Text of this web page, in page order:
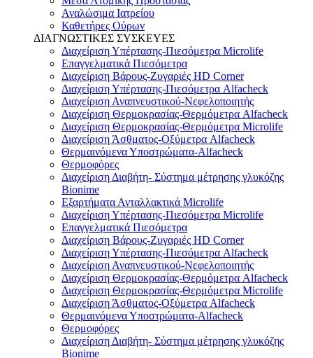
Αναλώσιμα Ιατρείου
Καθετήρες Ούρων
ΔΙΑΓΝΩΣΤΙΚΕΣ ΣΥΣΚΕΥΕΣ
Διαχείριση Υπέρτασης-Πιεσόμετρα Microlife
Επαγγελματικά Πιεσόμετρα
Διαχείριση Βάρους-Ζυγαριές HD Corner
Διαχείριση Υπέρτασης-Πιεσόμετρα Alfacheck
Διαχείριση Αναπνευστικού-Νεφελοποιητής
Διαχείριση Θερμοκρασίας-Θερμόμετρα Alfacheck
Διαχείριση Θερμοκρασίας-Θερμόμετρα Microlife
Διαχείριση Άσθματος-Οξύμετρα Alfacheck
Θερμαινόμενα Υποστρώματα-Alfacheck
Θερμοφόρες
Διαχείριση Διαβήτη- Σύστημα μέτρησης γλυκόζης
Bionime
Εξαρτήματα Ανταλλακτικά Microlife
Διαχείριση Υπέρτασης-Πιεσόμετρα Microlife
Επαγγελματικά Πιεσόμετρα
Διαχείριση Βάρους-Ζυγαριές HD Corner
Διαχείριση Υπέρτασης-Πιεσόμετρα Alfacheck
Διαχείριση Αναπνευστικού-Νεφελοποιητής
Διαχείριση Θερμοκρασίας-Θερμόμετρα Alfacheck
Διαχείριση Θερμοκρασίας-Θερμόμετρα Microlife
Διαχείριση Άσθματος-Οξύμετρα Alfacheck
Θερμαινόμενα Υποστρώματα-Alfacheck
Θερμοφόρες
Διαχείριση Διαβήτη- Σύστημα μέτρησης γλυκόζης
Bionime